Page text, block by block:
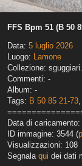
FFS Bpm 51 (B 50
Data: 5 luglio 2026
Luogo: Lamone
Collezione:
Commenti: -
Album: -
Tags: B 50 85 21-73
Data di
ID immagine: 3544 (
Visualizzazioni: 108
Segnala qui dei dati